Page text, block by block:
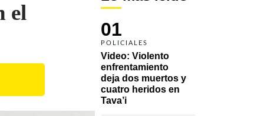
01
POLICIALES
Video: Violento
enfrentamiento
deja dos muertos y
cuatro heridos en
Tava’i
el